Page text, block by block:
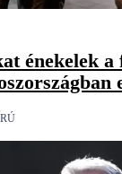
énekelek a